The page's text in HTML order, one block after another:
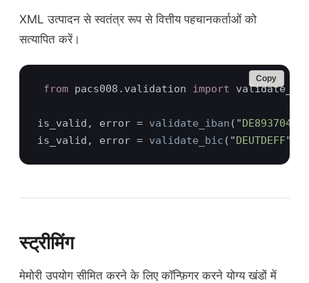
XML उत्पादन से स्वतंत्र रूप से वित्तीय पहचानकर्ताओं को
सत्यापित करें।
from pacs008.validation import
is_valid, error = validate_iban ("
is_valid, error = validate_bic ("DEUTDEFF",
Copy
स्ट्रीमिंग
मेमोरी उपयोग सीमित करने के लिए कॉन्फ़िगर करने योग्य खंडों में